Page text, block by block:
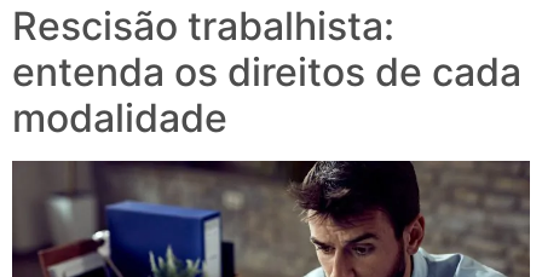
Rescisão trabalhista:
entenda os direitos de cada
modalidade